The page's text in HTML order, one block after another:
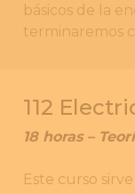
básicos de la
terminaremos
112
18 horas –
Este curso